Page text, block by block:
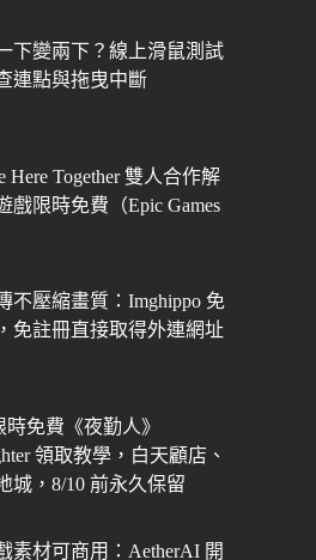
下變兩下？線上滑鼠測試
連點與拖曳中斷
Here Together 雙人合作解
戲限時免費（Epic Games
不壓縮畫質：Imghippo 免
免註冊直接取得外連網址
時免費《夜勤人》
領取教學，白天顧店、
城，8/10 前永久保留
素材可商用：AetherAI 開